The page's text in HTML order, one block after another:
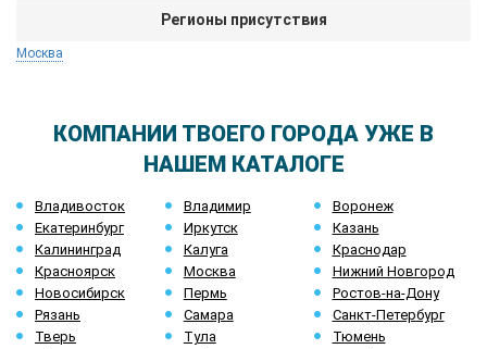
Регионы присутствия
Москва
КОМПАНИИ ТВОЕГО ГОРОДА УЖЕ В
НАШЕМ КАТАЛОГЕ
Владивосток Владимир
Воронеж
Екатеринбург
Иркутск
Казань
Калининград
Калуга
Краснодар
Красноярск
Москва
Нижний Новгород
Новосибирск
Пермь
Ростов-на-Дону
Рязань
Самара
Санкт-Петербург
Тверь
Тула
Тюмень